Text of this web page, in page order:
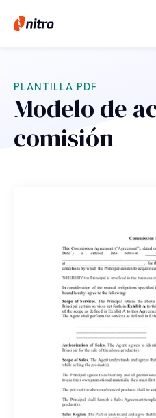
PLANTILLA PDF
Modelo de
comisión